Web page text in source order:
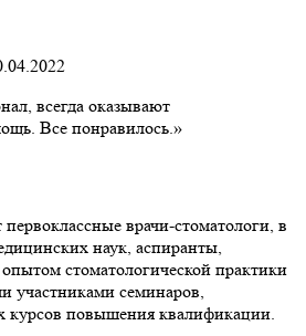
всегда оказывают
Все понравилось.
врачи-стоматологи, в
наук, аспиранты,
стоматологической практики
участниками семинаров,
курсов повышения квалификации.